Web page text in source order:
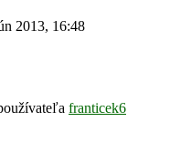
2013, 16:48
franticek6